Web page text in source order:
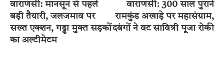
वाराणसी: मानसून से पहले
बड़ी तैयारी, जलजमाव पर
सख्त एक्शन, गड्ढा मुक्त सड़कों
का अल्टीमेटम
वाराणसी: 300 साल पुराने
रामकुंड अखाड़े पर महासंग्राम,
दबंगों ने वट सावित्री पूजा रोकी